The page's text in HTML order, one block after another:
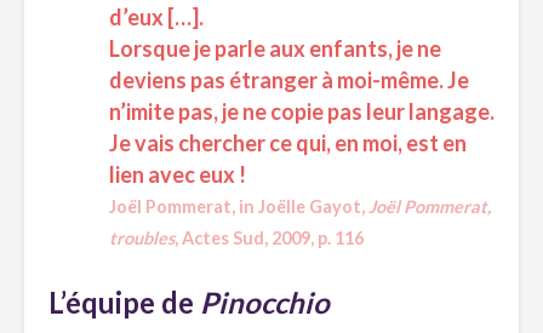
d’eux […].
Lorsque je parle aux enfants, je ne
deviens pas étranger à moi-même. Je
n’imite pas, je ne copie pas leur langage.
Je vais chercher ce qui, en moi, est en
lien avec eux !
Joël Pommerat, in Joëlle Gayot, Joël Pommerat,
troubles, Actes Sud, 2009, p. 116
L’équipe de Pinocchio